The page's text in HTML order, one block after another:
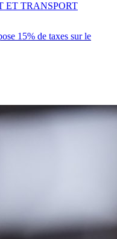
15% de taxes sur le
ET TRANSPORT